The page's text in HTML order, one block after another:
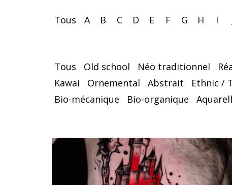
Tous A B C D E F G H I
Tous Old school Néo traditionnel
Kawai
Ornemental Abstrait Ethnic /
Bio-mécanique
Bio-organique